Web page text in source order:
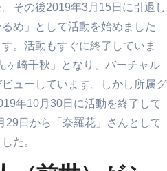
その後2019年3月15日に引退し
め」として活動を始めました
。活動もすぐに終了していま
ヶ崎千秋」となり、バーチャル
ューしています。しかし所属グ
年10月30日に活動を終了して
29日から「奈羅花」さんとして
た。